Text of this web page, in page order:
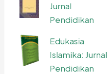
Jurnal
Pendidikan
Edukasia
Islamika: Jurnal
Pendidikan